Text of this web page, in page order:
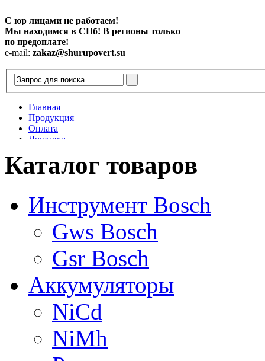
С юр лицами не работаем!
Мы находимся в СПб! В регионы только
по предоплате!
e-mail: zakaz@shurupovert.su
Главная
Продукция
Оплата
Доставка
Статьи
Каталог товаров
Инструмент Bosch
Gws Bosch
Gsr Bosch
Аккумуляторы
NiCd
NiMh